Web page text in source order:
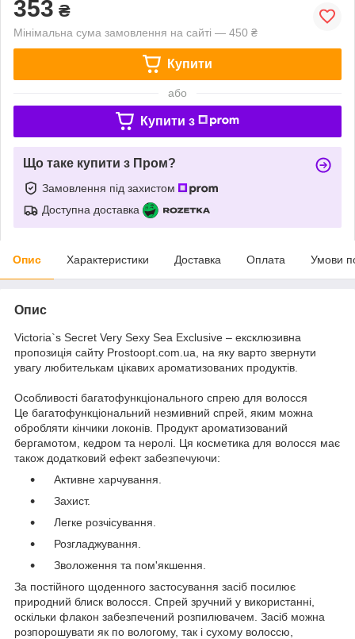
353 ₴
Мінімальна сума замовлення на сайті — 450 ₴
Купити
або
Купити з
Що таке купити з Пром?
Замовлення під захистом
Доступна доставка
Опис Характеристики Доставка Оплата Умови
Опис
Victoria`s Secret Very Sexy Sea Exclusive – ексклюзивна
пропозиція сайту Prostoopt.com.ua, на яку варто звернути
увагу любителькам цікавих ароматизованих продуктів.
Особливості багатофункціонального спрею для волосся
Це багатофункціональний незмивний спрей, яким можна
обробляти кінчики локонів. Продукт ароматизований
бергамотом, кедром та неролі. Ця косметика для волосся має
також додатковий ефект забезпечуючи:
Активне харчування.
Захист.
Легке розчісування.
Розгладжування.
Зволоження та пом'якшення.
За постійного щоденного застосування засіб посилює
природний блиск волосся. Спрей зручний у використанні,
оскільки флакон забезпечений розпилювачем. Засіб можна
розпорошувати як по вологому, так і сухому волоссю,